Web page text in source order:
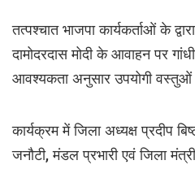
तत्पश्चात भाजपा कार्यकर्ताओं के
दामोदरदास मोदी के आवाहन पर
आवश्यकता अनुसार उपयोगी वस्तुओं
कार्यक्रम में जिला अध्यक्ष प्रदीप
जनौटी, मंडल प्रभारी एवं जिला